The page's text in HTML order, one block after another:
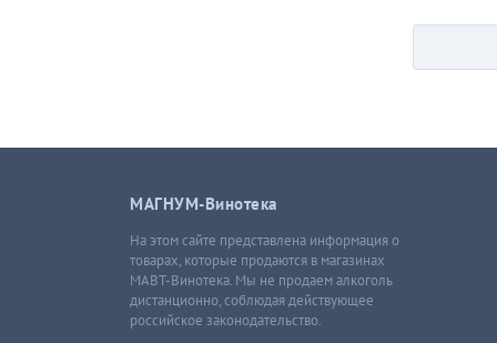
МАГНУМ-Винотека
На этом сайте представлена информация о
товарах, которые продаются в магазинах
МАВТ-Винотека. Мы не продаем алкоголь
дистанционно, соблюдая действующее
российское законодательство.